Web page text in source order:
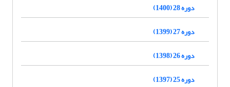
دوره 28 (1400)
دوره 27 (1399)
دوره 26 (1398)
دوره 25 (1397)